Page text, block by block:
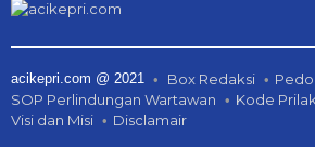
acikepri.com @ 2021 Box Redaksi
SOP Perlindungan Wartawan
Kode
Visi dan Misi
Disclamair